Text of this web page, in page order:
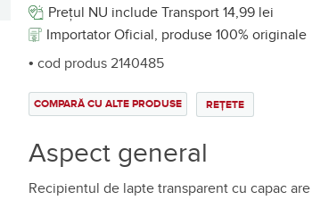
Prețul NU include Transport 14,99 lei
Importator Oficial, produse 100% originale
• cod produs 2140485
REȚETE
COMPARĂ CU ALTE PRODUSE
Aspect general
Recipientul de lapte transparent cu capac